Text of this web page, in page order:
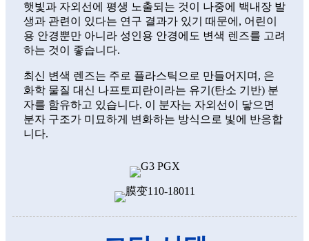
햇빛과 자외선에 평생 노출되는 것이 나중에 백내장 발
생과 관련이 있다는 연구 결과가 있기 때문에, 어린이
용 안경뿐만 아니라 성인용 안경에도 변색 렌즈를 고려
하는 것이 좋습니다.
최신 변색 렌즈는 주로 플라스틱으로 만들어지며, 은
화학 물질 대신 나프토피란이라는 유기(탄소 기반) 분
자를 함유하고 있습니다. 이 분자는 자외선이 닿으면
분자 구조가 미묘하게 변화하는 방식으로 빛에 반응합
니다.